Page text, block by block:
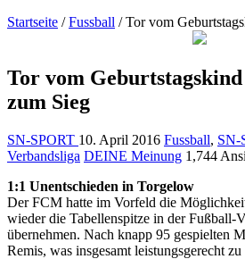
Startseite / Fussball / Tor vom
Tor vom
zum Sieg
SN-SPORT 10. April 2016 Fussball, SN-
Verbandsliga DEINE Meinung 1,744
1:1 Unentschieden in Torgelow
Der FCM hatte im Vorfeld die
wieder die Tabellenspitze in der Fußball-
übernehmen. Nach knapp 95 gespielten
Remis, was insgesamt leistungsgerecht